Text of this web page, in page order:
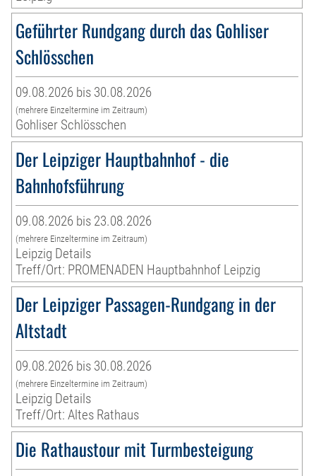
Geführter Rundgang durch das Gohliser
Schlösschen
09.08.2026 bis 30.08.2026
(mehrere Einzeltermine im Zeitraum)
Gohliser Schlösschen
Der Leipziger Hauptbahnhof - die
Bahnhofsführung
09.08.2026 bis 23.08.2026
(mehrere Einzeltermine im Zeitraum)
Leipzig Details
Treff/Ort: PROMENADEN Hauptbahnhof Leipzig
Der Leipziger Passagen-Rundgang in der
Altstadt
09.08.2026 bis 30.08.2026
(mehrere Einzeltermine im Zeitraum)
Leipzig Details
Treff/Ort: Altes Rathaus
Die Rathaustour mit Turmbesteigung